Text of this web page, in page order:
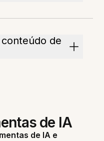
de
de IA
de IA e